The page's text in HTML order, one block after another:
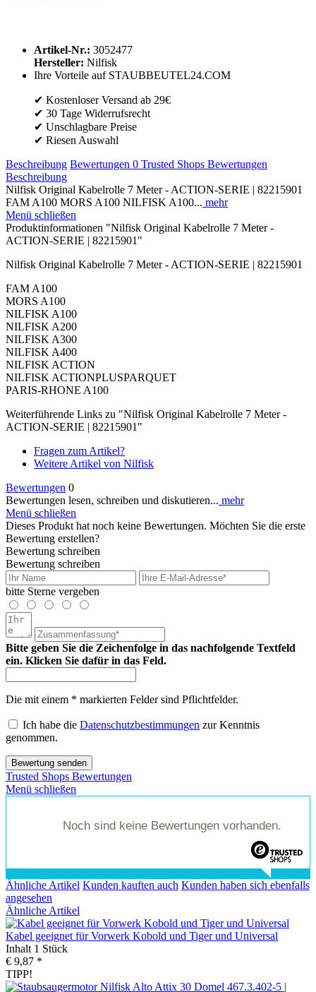
Artikel-Nr.: 3052477
Hersteller: Nilfisk
Ihre Vorteile auf STAUBBEUTEL24.COM
✔ Kostenloser Versand ab 29€
✔ 30 Tage Widerrufsrecht
✔ Unschlagbare Preise
✔ Riesen Auswahl
Beschreibung Bewertungen 0 Trusted Shops Bewertungen
Beschreibung
Nilfisk Original Kabelrolle 7 Meter - ACTION-SERIE | 82215901
FAM A100 MORS A100 NILFISK A100... mehr
Menü schließen
Produktinformationen "Nilfisk Original Kabelrolle 7 Meter -
ACTION-SERIE | 82215901"
Nilfisk Original Kabelrolle 7 Meter - ACTION-SERIE | 82215901
FAM A100
MORS A100
NILFISK A100
NILFISK A200
NILFISK A300
NILFISK A400
NILFISK ACTION
NILFISK ACTIONPLUSPARQUET
PARIS-RHONE A100
Weiterführende Links zu "Nilfisk Original Kabelrolle 7 Meter -
ACTION-SERIE | 82215901"
Fragen zum Artikel?
Weitere Artikel von Nilfisk
Bewertungen 0
Bewertungen lesen, schreiben und diskutieren... mehr
Menü schließen
Dieses Produkt hat noch keine Bewertungen. Möchten Sie die erste
Bewertung erstellen?
Bewertung schreiben
Bewertung schreiben
bitte Sterne vergeben
Bitte geben Sie die Zeichenfolge in das nachfolgende Textfeld
ein. Klicken Sie dafür in das Feld.
Die mit einem * markierten Felder sind Pflichtfelder.
Ich habe die Datenschutzbestimmungen zur Kenntnis
genommen.
Bewertung senden
Trusted Shops Bewertungen
Menü schließen
Noch sind keine Bewertungen vorhanden.
Ähnliche Artikel Kunden kauften auch Kunden haben sich ebenfalls
angesehen
Ähnliche Artikel
Kabel geeignet für Vorwerk Kobold und Tiger und Universal
Inhalt 1 Stück
€ 9,87 *
TIPP!